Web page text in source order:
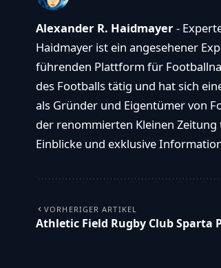
Alexander R. Haidmayer-
Haidmayer ist ein angesehener
führenden Plattform für
des Footballs tätig und hat sich
als Gründer und Eigentümer von
der renommierten Kleinen
Einblicke und exklusive
VORHERIGER ARTIKEL
Athletic Field Rugby Club Sparta